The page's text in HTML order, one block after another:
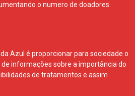
o numero de doadores.
Azul é proporcionar para sociedade o
informações sobre a importância do
de tratamentos e assim